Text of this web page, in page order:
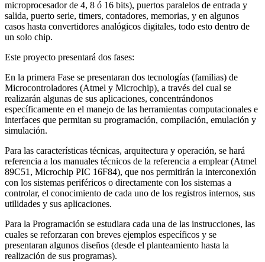
microprocesador de 4, 8 ó 16 bits), puertos paralelos de entrada y
salida, puerto serie, timers, contadores, memorias, y en algunos
casos hasta convertidores analógicos digitales, todo esto dentro de
un solo chip.
Este proyecto presentará dos fases:
En la primera Fase se presentaran dos tecnologías (familias) de
Microcontroladores (Atmel y Microchip), a través del cual se
realizarán algunas de sus aplicaciones, concentrándonos
específicamente en el manejo de las herramientas computacionales e
interfaces que permitan su programación, compilación, emulación y
simulación.
Para las características técnicas, arquitectura y operación, se hará
referencia a los manuales técnicos de la referencia a emplear (Atmel
89C51, Microchip PIC 16F84), que nos permitirán la interconexión
con los sistemas periféricos o directamente con los sistemas a
controlar, el conocimiento de cada uno de los registros internos, sus
utilidades y sus aplicaciones.
Para la Programación se estudiara cada una de las instrucciones, las
cuales se reforzaran con breves ejemplos específicos y se
presentaran algunos diseños (desde el planteamiento hasta la
realización de sus programas).